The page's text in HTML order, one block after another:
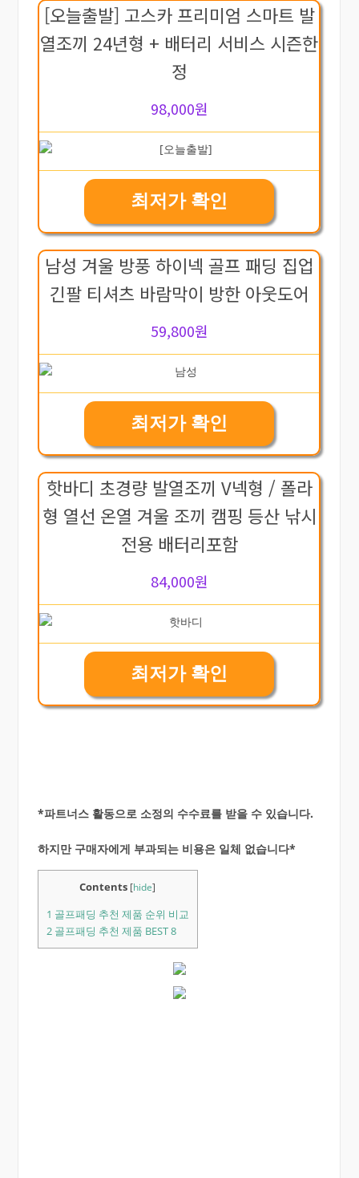
[오늘출발] 고스카 프리미엄 스마트 발
열조끼 24년형 + 배터리 서비스 시즌한
정
98,000원
최저가 확인
남성 겨울 방풍 하이넥 골프 패딩 집업
긴팔 티셔츠 바람막이 방한 아웃도어
59,800원
최저가 확인
핫바디 초경량 발열조끼 V넥형 / 폴라
형 열선 온열 겨울 조끼 캠핑 등산 낚시
전용 배터리포함
84,000원
최저가 확인
*파트너스 활동으로 소정의 수수료를 받을 수 있습니다.
하지만 구매자에게 부과되는 비용은 일체 없습니다*
Contents [hide]
1 골프패딩 추천 제품 순위 비교
2골프패딩 추천 제품 BEST 8